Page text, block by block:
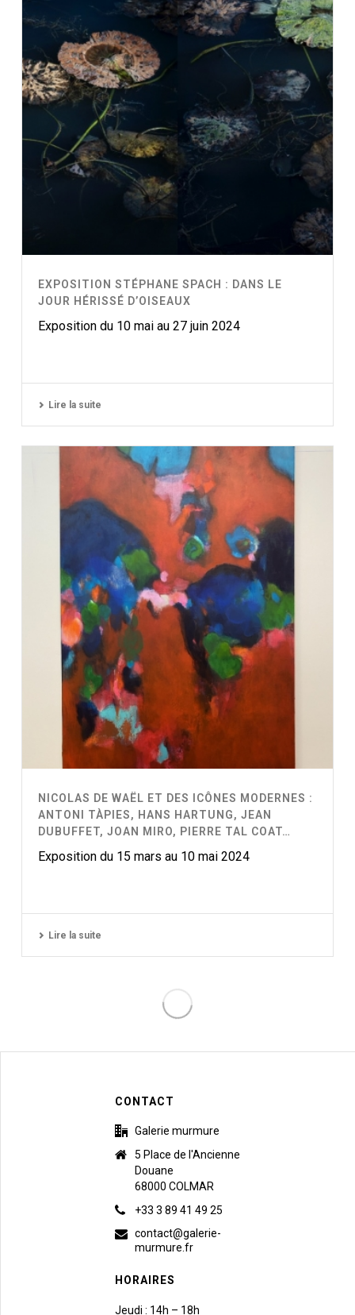
EXPOSITION STÉPHANE SPACH : DANS LE
JOUR HÉRISSÉ D’OISEAUX
Exposition du 10 mai au 27 juin 2024
Lire la suite
NICOLAS DE WAËL ET DES ICÔNES MODERNES :
ANTONI TÀPIES, HANS HARTUNG, JEAN
DUBUFFET, JOAN MIRO, PIERRE TAL COAT…
Exposition du 15 mars au 10 mai 2024
Lire la suite
CONTACT
Galerie murmure
5 Place de l'Ancienne
Douane
68000 COLMAR
+33 3 89 41 49 25
contact@galerie-
murmure.fr
HORAIRES
Jeudi : 14h – 18h